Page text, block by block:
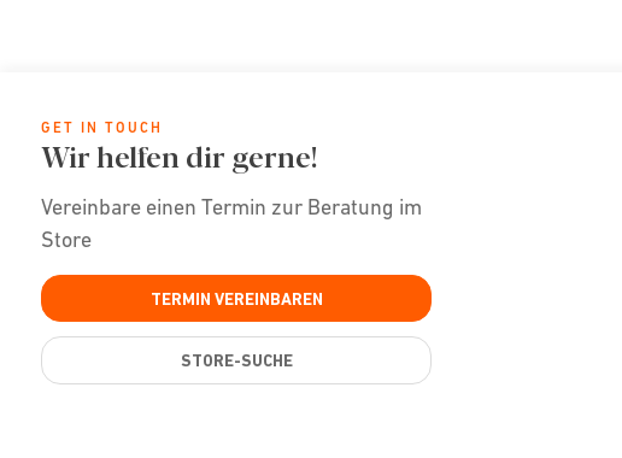
GET IN TOUCH
Wir helfen dir gerne!
Vereinbare einen Termin zur Beratung im
Store
TERMIN VEREINBAREN
STORE-SUCHE